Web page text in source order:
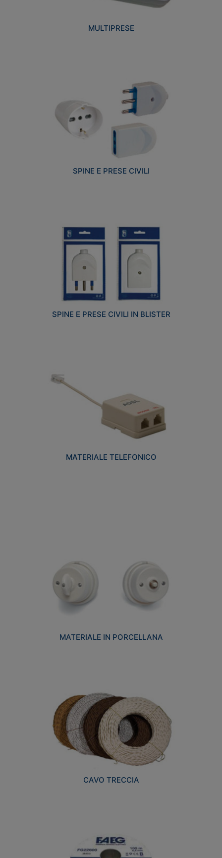
MULTIPRESE
SPINE E PRESE CIVILI
SPINE E PRESE CIVILI IN BLISTER
MATERIALE TELEFONICO
MATERIALE IN PORCELLANA
CAVO TRECCIA